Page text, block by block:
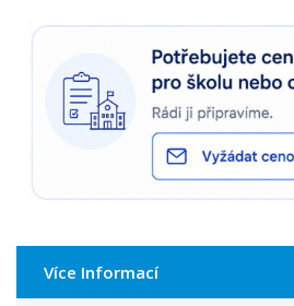
Více Informací